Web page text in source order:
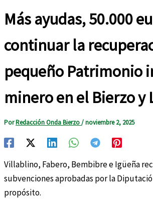
Más ayudas, 50.000
continuar la
pequeño Patrimonio
minero en el Bierzo y
PorRedacción Onda Bierzo/noviembre 2, 2025
Villablino, Fabero, Bembibre e Igüeña
subvenciones aprobadas por la
propósito.